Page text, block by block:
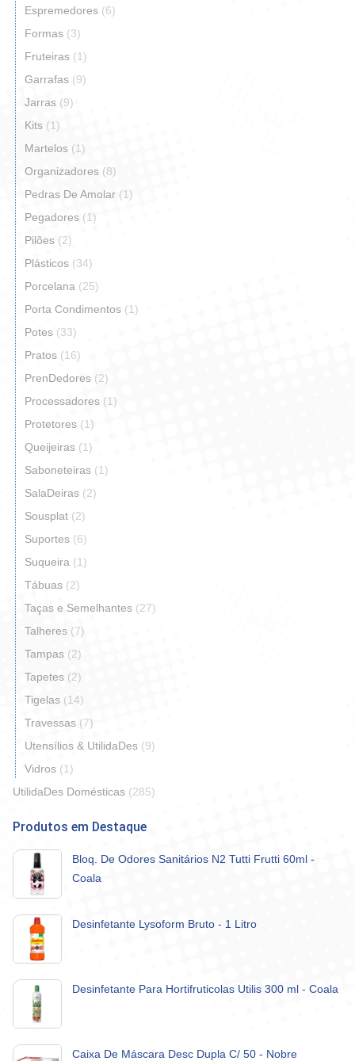
Espremedores (6)
Formas (3)
Fruteiras (1)
Garrafas (9)
Jarras (9)
Kits (1)
Martelos (1)
Organizadores (8)
Pedras De Amolar (1)
Pegadores (1)
Pilões (2)
Plásticos (34)
Porcelana (25)
Porta Condimentos (1)
Potes (33)
Pratos (16)
PrenDedores (2)
Processadores (1)
Protetores (1)
Queijeiras (1)
Saboneteiras (1)
SalaDeiras (2)
Sousplat (2)
Suportes (6)
Suqueira (1)
Tábuas (2)
Taças e Semelhantes (27)
Talheres (7)
Tampas (2)
Tapetes (2)
Tigelas (14)
Travessas (7)
Utensílios & UtilidaDes (9)
Vidros (1)
UtilidaDes Domésticas (285)
Produtos em Destaque
Bloq. De Odores Sanitários N2 Tutti Frutti 60ml -
Coala
Desinfetante Lysoform Bruto - 1 Litro
Desinfetante Para Hortifruticolas Utilis 300 ml - Coala
Caixa De Máscara Desc Dupla C/ 50 - Nobre